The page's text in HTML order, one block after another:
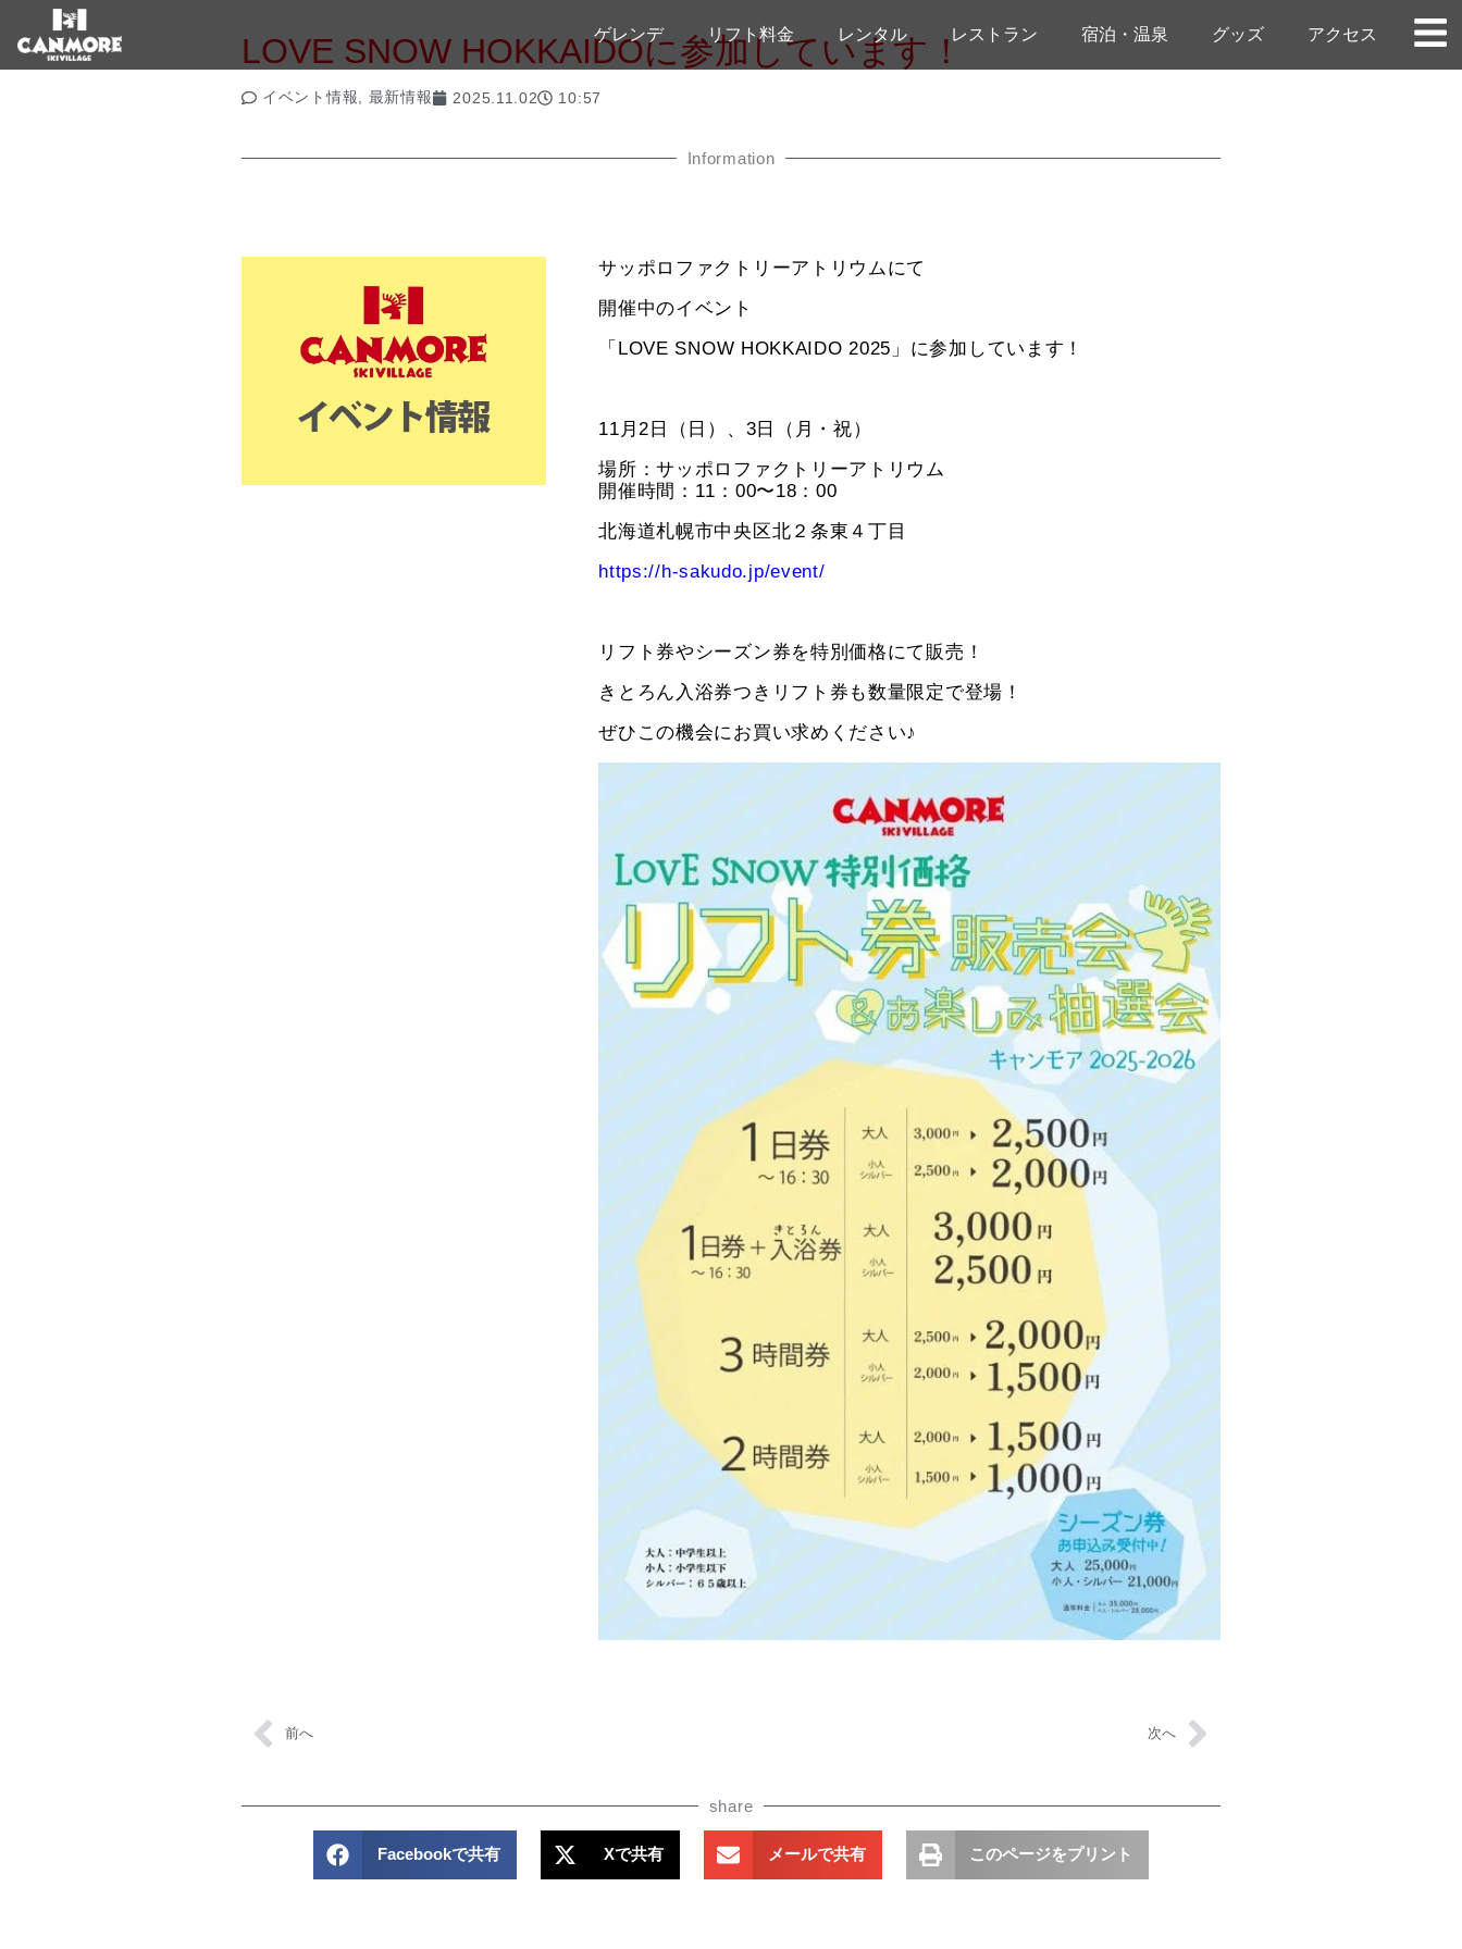
ゲレンデ リフト料金 レンタル レストラン 宿泊・温泉 グッズ アクセス
LOVE SNOW HOKKAIDOに参加しています！
イベント情報 最新情報 2025.11.02 10:57
Information
サッポロファクトリーアトリウムにて
開催中のイベント
「LOVE SNOW HOKKAIDO 2025」に参加しています！
11月2日（日）、3日（月・祝）
場所：サッポロファクトリーアトリウム
開催時間：11：00〜18：00
北海道札幌市中央区北２条東４丁目
https://h-sakudo.jp/event/
リフト券やシーズン券を特別価格にて販売！
きとろん入浴券つきリフト券も数量限定で登場！
ぜひこの機会にお買い求めください♪
前へ 次へ
share
Facebookで共有 Xで共有 メールで共有 このページをプリント